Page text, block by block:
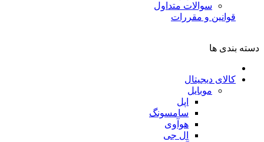
سوالات متداول
قوانین و مقررات
دسته بندی ها
کالای دیجیتال
موبایل
اپل
سامسونگ
هوآوی
ال جی